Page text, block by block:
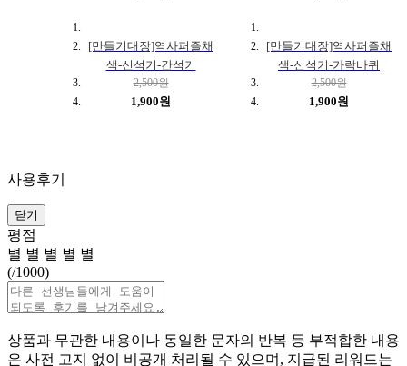
[만들기대장]역사퍼즐채
색-신석기-간석기
2,500원
1,900원
[만들기대장]역사퍼즐채
색-신석기-가락바퀴
2,500원
1,900원
사용후기
닫기
평점
별 별 별 별 별
(/1000)
상품과 무관한 내용이나 동일한 문자의 반복 등 부적합한 내용
은 사전 고지 없이 비공개 처리될 수 있으며, 지급된 리워드는